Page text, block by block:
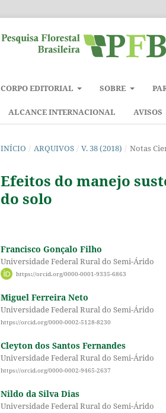
CORPO EDITORIAL SOBRE
ALCANCE INTERNACIONAL AVISOS
INÍCIO / ARQUIVOS / V. 38 (2018) / Notas
Efeitos do manejo
do solo
Francisco Gonçalo Filho
Universidade Federal Rural do Semi-Árido
https://orcid.org/0000-0001-9335-6863
Miguel Ferreira Neto
Universidade Federal Rural do Semi-Árido
https://orcid.org/0000-0002-5128-8230
Cleyton dos Santos Fernandes
Universidade Federal Rural do Semi-Árido
https://orcid.org/0000-0002-9465-2637
Nildo da Silva Dias
Universidade Federal Rural do Semi-Árido